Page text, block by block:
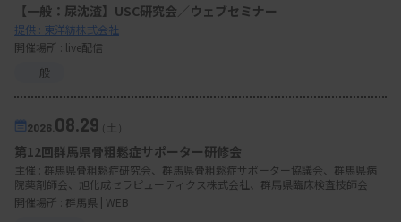
【一般：尿沈渣】USC研究会／ウェブセミナー
提供 : 東洋紡株式会社
開催場所 : live配信
一般
2026. 08.29 （土）
第12回群馬県骨粗鬆症サポーター研修会
主催 : 群馬県骨粗鬆症研究会、群馬県骨粗鬆症サポーター協議会、群馬県病
院薬剤師会、旭化成セラピューティクス株式会社、群馬県臨床検査技師会
開催場所 : 群馬県 | WEB